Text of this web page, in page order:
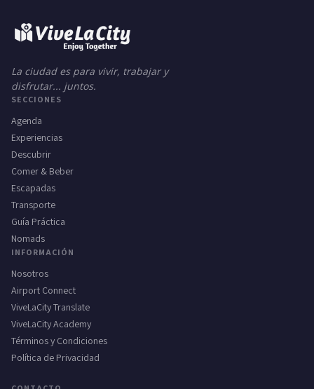
La ciudad es para vivir, trabajar y
disfrutar... juntos.
SECCIONES
Agenda
Experiencias
Descubrir
Comer & Beber
Escapadas
Transporte
Guía Práctica
Nomads
INFORMACIÓN
Nosotros
Airport Connect
ViveLaCity Translate
ViveLaCity Academy
Términos y Condiciones
Política de Privacidad